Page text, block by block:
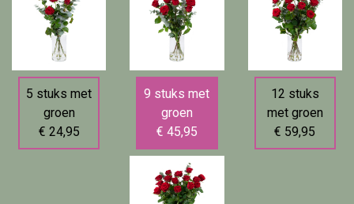
5 stuks met
groen
€ 24,95
9 stuks met
groen
€ 45,95
12 stuks
met groen
€ 59,95